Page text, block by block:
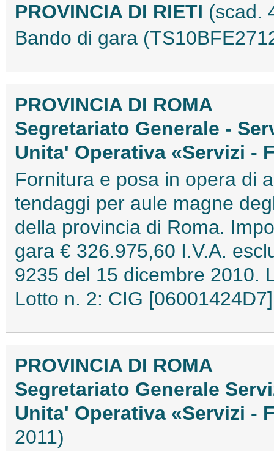
PROVINCIA DI RIETI (scad.
Bando di gara
PROVINCIA DI ROMA
Segretariato Generale -
Unita' Operativa «Servizi -
Fornitura e posa in opera di
tendaggi per aule magne
della provincia di Roma.
gara € 326.975,60 I.V.A.
9235 del 15 dicembre 2010.
Lotto n. 2: CIG
PROVINCIA DI ROMA
Segretariato Generale
Unita' Operativa «Servizi -
2011)